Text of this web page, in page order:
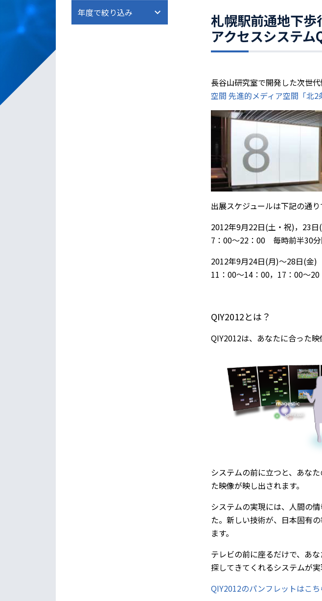
札幌駅前通地下
アクセスシステ
長谷山研究室で開発した次世
空間 先進的メディア空間「北2
出展スケジュールは下記の通り
2012年9月22日(土・祝)，23
7：00～22：00 毎時前半30
2012年9月24日(月)～28日(金)
11：00～14：00，17：00～
QIY2012とは？
QIY2012は、あなたに合った映
システムの前に立つと、あな
た映像が映し出されます。
システムの実現には、人間の
た。新しい技術が、日本固有
ます。
テレビの前に座るだけで、あ
探してきてくれるシステムが
QIY2012のパンフレットはこち